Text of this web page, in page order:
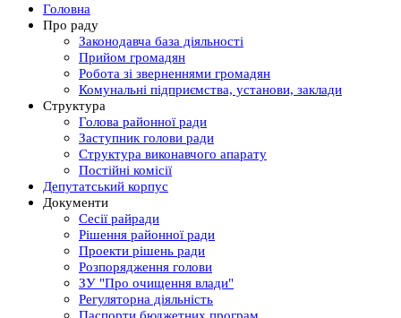
Головна
Про раду
Законодавча база діяльності
Прийом громадян
Робота зі зверненнями громадян
Комунальні підприємства, установи, заклади
Структура
Голова районної ради
Заступник голови ради
Структура виконавчого апарату
Постійні комісії
Депутатський корпус
Документи
Сесії райради
Рішення районної ради
Проекти рішень ради
Розпорядження голови
ЗУ "Про очищення влади"
Регуляторна діяльність